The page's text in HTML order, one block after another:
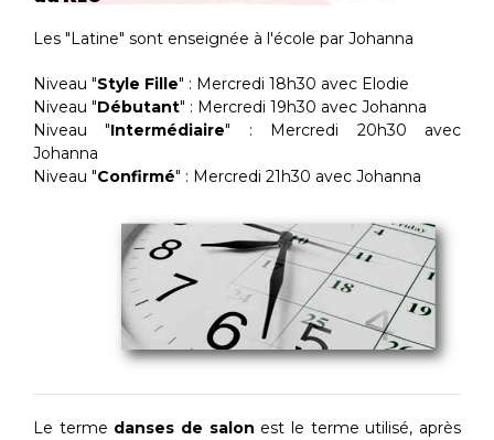
Les "Latine" sont enseignée à l'école par Johanna
Niveau "Style Fille" : Mercredi 18h30 avec Elodie
Niveau "Débutant" : Mercredi 19h30 avec Johanna
Niveau "Intermédiaire" : Mercredi 20h30 avec
Johanna
Niveau "Confirmé" : Mercredi 21h30 avec Johanna
Le terme danses de salon est le terme utilisé, après